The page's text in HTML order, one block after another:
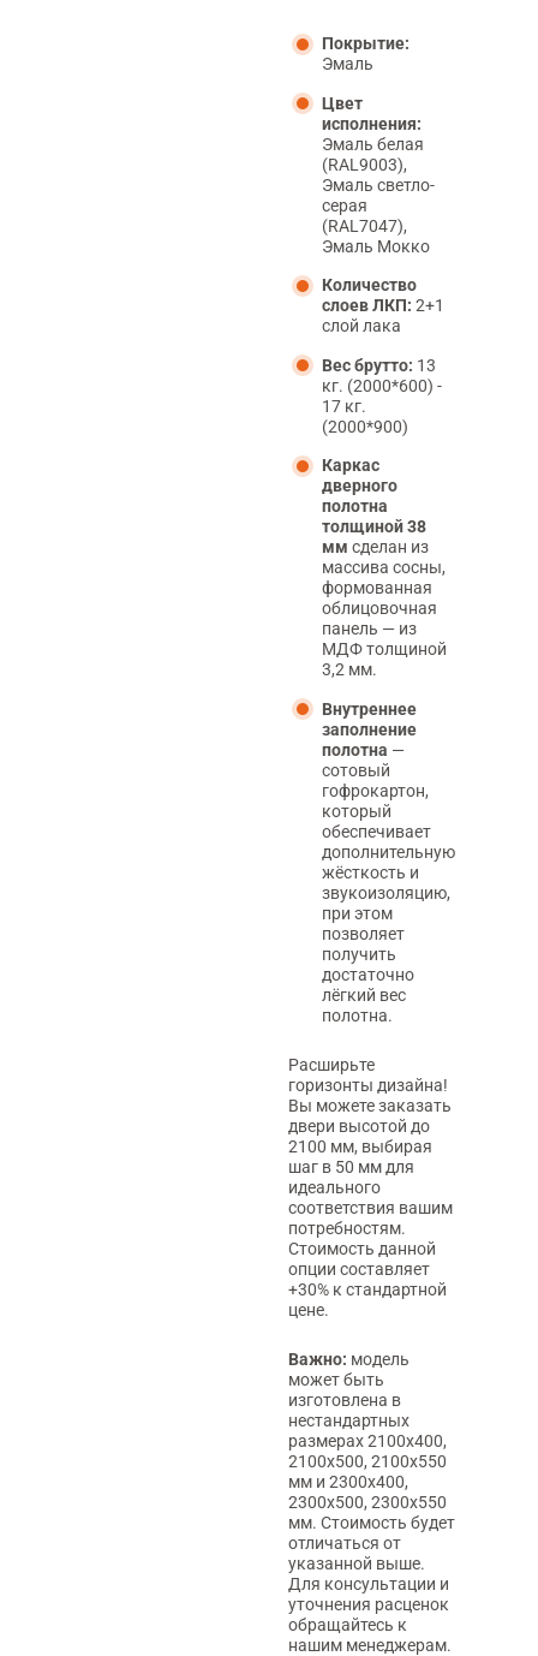
Покрытие:
Эмаль
Цвет
исполнения:
Эмаль белая
(RAL9003),
Эмаль светло-
серая
(RAL7047),
Эмаль Мокко
Количество
слоев ЛКП: 2+1
слой лака
Вес брутто: 13
кг. (2000*600) -
17 кг.
(2000*900)
Каркас
дверного
полотна
толщиной 38
мм сделан из
массива сосны,
формованная
облицовочная
панель — из
МДФ толщиной
3,2 мм.
Внутреннее
заполнение
полотна —
сотовый
гофрокартон,
который
обеспечивает
дополнительную
жёсткость и
звукоизоляцию,
при этом
позволяет
получить
достаточно
лёгкий вес
полотна.
Расширьте
горизонты дизайна!
Вы можете заказать
двери высотой до
2100 мм, выбирая
шаг в 50 мм для
идеального
соответствия вашим
потребностям.
Стоимость данной
опции составляет
+30% к стандартной
цене.
Важно: модель
может быть
изготовлена в
нестандартных
размерах 2100х400,
2100х500, 2100х550
мм и 2300х400,
2300х500, 2300х550
мм. Стоимость будет
отличаться от
указанной выше.
Для консультации и
уточнения расценок
обращайтесь к
нашим менеджерам.